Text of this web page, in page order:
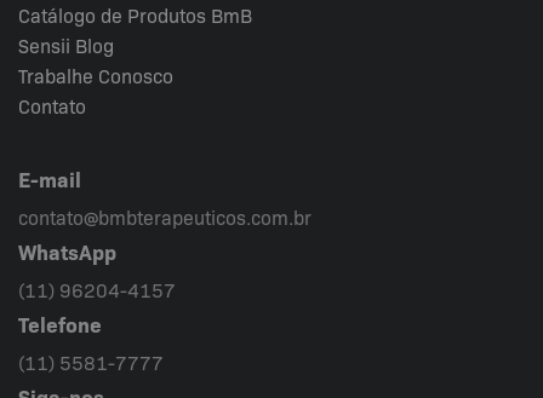
Catálogo de Produtos BmB
Sensii Blog
Trabalhe Conosco
Contato
E-mail
contato@bmbterapeuticos.com.br
WhatsApp
(11) 96204-4157
Telefone
(11) 5581-7777